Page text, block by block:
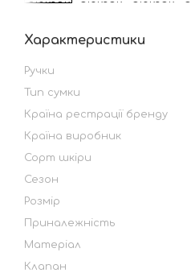
Характеристики
Ручки
Тип сумки
Країна рестрації бренду
Країна виробник
Сорт шкіри
Сезон
Розмір
Приналежність
Матеріал
Клапан